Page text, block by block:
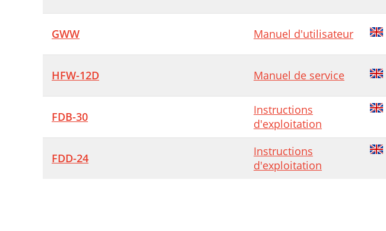
GWW Manuel d'utilisateur
HFW-12D Manuel de service
FDB-30
Instructions
d'exploitation
FDD-24
Instructions
d'exploitation